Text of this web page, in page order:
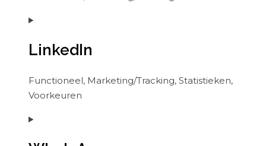
Consent
service
LinkedIn
Functioneel, Marketing/Tracking, Statistieken,
Voorkeuren
Consent